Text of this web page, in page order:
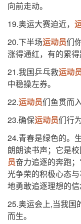
向前走动。
19.奥运大赛迫近，
20.下半场运动员们
涨得通红，有的累得
21.我国乒乓救运动
中稳操左券。
22.运动员们鱼贯而
23.确保运动员们行
24.青春是绿色的。
朗朗读书声；它是
员奋力追逐的奔跑
光争荣的积极心态
地勇敢追逐理想的
25.奥运会上,当我国
而生。